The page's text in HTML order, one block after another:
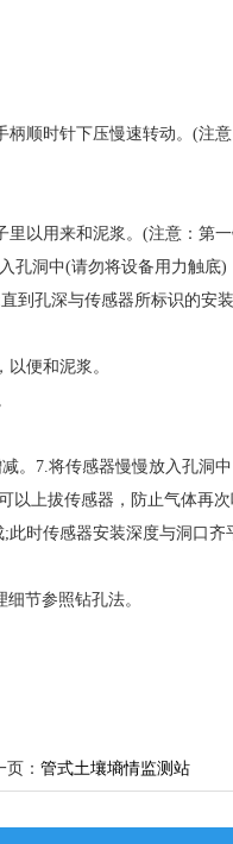
顺时针下压慢速转动。(注
以用来和泥浆。(注意：第
孔洞中(请勿将设备用力触底
到孔深与传感器所标识的安
便和泥浆。
。7.将传感器慢慢放入孔洞
以上拔传感器，防止气体再
时传感器安装深度与洞口齐
节参照钻孔法。
页：管式土壤墒情监测站